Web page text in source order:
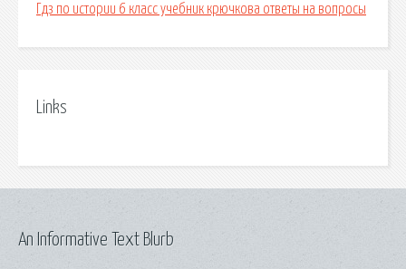
Гдз по истории 6 класс учебник крючкова ответы на вопросы
Links
An Informative Text Blurb